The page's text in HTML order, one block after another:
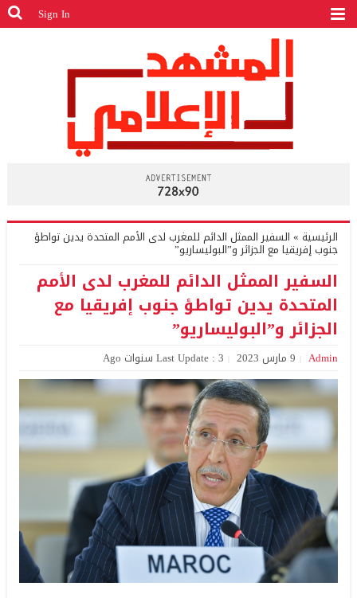
Sign In
الرئيسية » السفير الممثل الدائم للمغرب لدى الأمم المتحدة يدين تواطؤ
جنوب إفريقيا مع الجزائر و”البوليساريو”
السفير الممثل الدائم للمغرب لدى الأمم
المتحدة يدين تواطؤ جنوب إفريقيا مع
الجزائر و”البوليساريو”
Admin 9 مارس 2023 Last Update : 3 سنوات Ago